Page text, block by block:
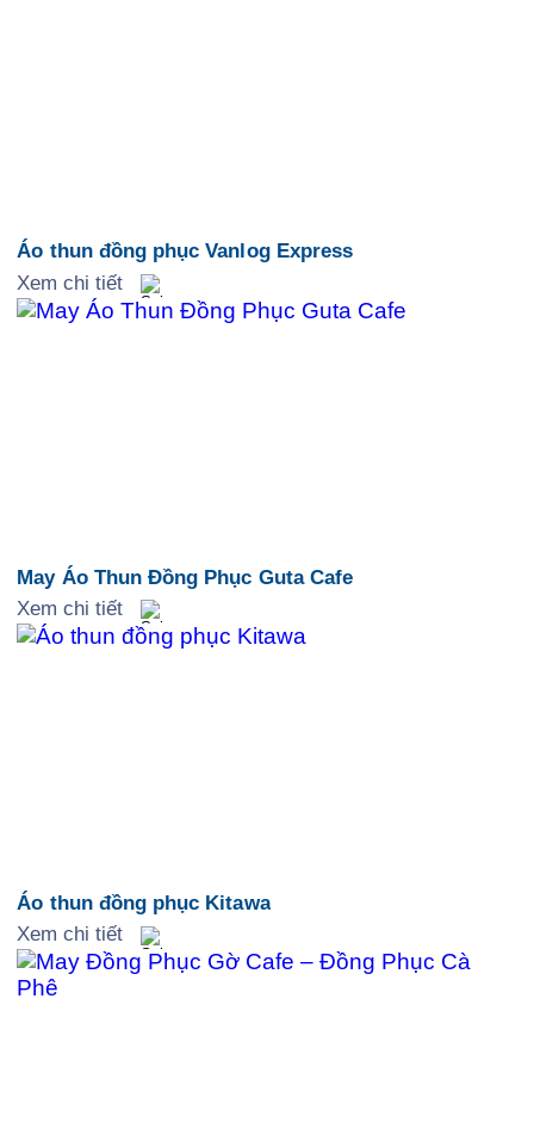
Áo thun đồng phục Vanlog Express
Xem chi tiết
May Áo Thun Đồng Phục Guta Cafe
Xem chi tiết
Áo thun đồng phục Kitawa
Xem chi tiết